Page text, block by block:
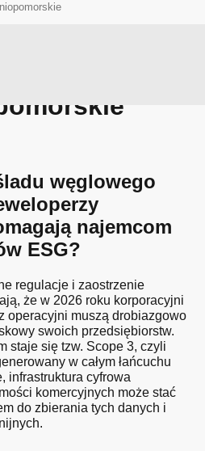
węglowego
najemcom
ESG?
regulacje i zaostrzenie
że w 2026 roku korporacyjni
operacyjni muszą drobiazgowo
swoich przedsiębiorstw.
staje się tzw. Scope 3, czyli
w całym łańcuchu
infrastruktura cyfrowa
komercyjnych może stać
do zbierania tych danych i